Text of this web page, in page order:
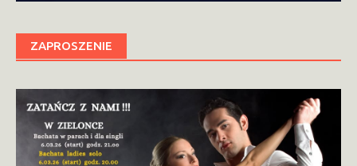
ZAPROSZENIE